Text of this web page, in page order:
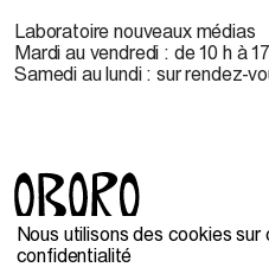
Laboratoire nouveaux médias
Mardi au vendredi : de 10 h à
Samedi au lundi : sur rendez-
© 2022 OBORO. Il est interdit
Nous utilisons des cookies sur
confidentialité